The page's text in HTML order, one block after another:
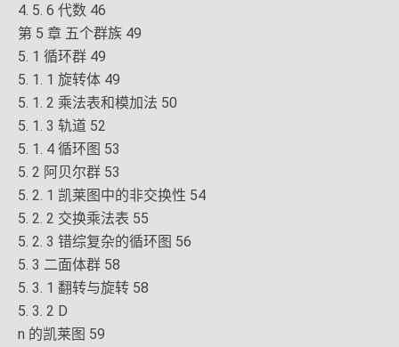
4. 5. 6 代数 46
第 5 章 五个群族 49
5. 1 循环群 49
5. 1. 1 旋转体 49
5. 1. 2 乘法表和模加法 50
5. 1. 3 轨道 52
5. 1. 4 循环图 53
5. 2 阿贝尔群 53
5. 2. 1 凯莱图中的非交换性 54
5. 2. 2 交换乘法表 55
5. 2. 3 错综复杂的循环图 56
5. 3 二面体群 58
5. 3. 1 翻转与旋转 58
5. 3. 2 D
n 的凯莱图 59